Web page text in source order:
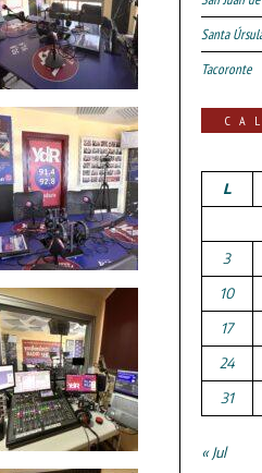
Santa
Tacoronte
L
3
10
17
24
31
« Jul